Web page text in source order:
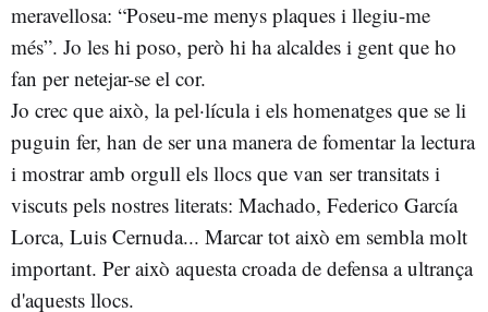
meravellosa: “Poseu-me menys plaques i llegiu-me
més”. Jo les hi poso, però hi ha alcaldes i gent que ho
fan per netejar-se el cor.
Jo crec que això, la pel·lícula i els homenatges que se li
puguin fer, han de ser una manera de fomentar la lectura
i mostrar amb orgull els llocs que van ser transitats i
viscuts pels nostres literats: Machado, Federico García
Lorca, Luis Cernuda... Marcar tot això em sembla molt
important. Per això aquesta croada de defensa a ultrança
d'aquests llocs.